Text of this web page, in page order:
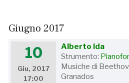
Giugno 2017
10
Giu, 2017
17:00
Alberto Ida
Strumento:
Musiche di
Granados